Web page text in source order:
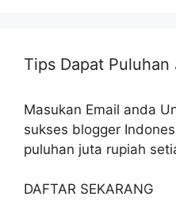
Tips Dapat Puluhan
Masukan Email anda
sukses blogger
puluhan juta rupiah
DAFTAR SEKARANG